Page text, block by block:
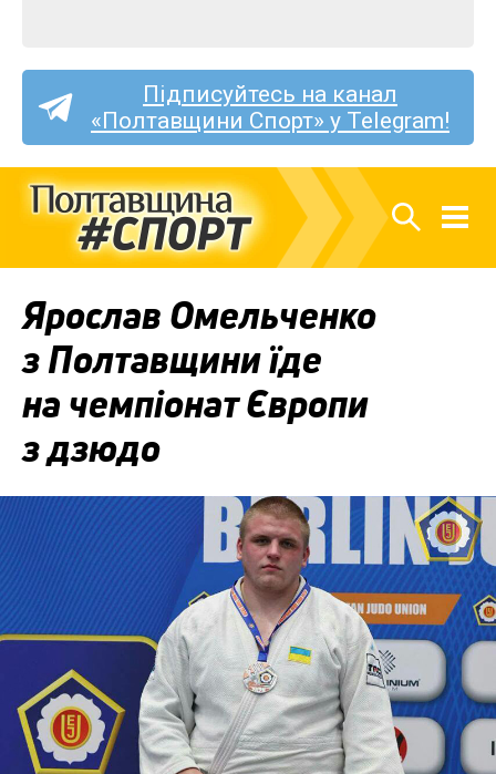
Підписуйтесь на канал
«Полтавщини Спорт» у Telegram!
Ярослав Омельченко
з Полтавщини їде
на чемпіонат Європи
з дзюдо